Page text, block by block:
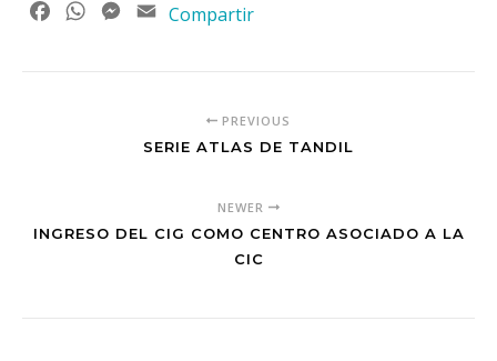
FacebookWhatsAppMessenger
Email
Compartir
PREVIOUS
SERIE ATLAS DE TANDIL
NEWER
INGRESO DEL CIG COMO CENTRO ASOCIADO A LA
CIC